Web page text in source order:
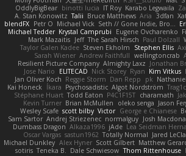
OddlyBigBear binotti lucia IT Roy Karabo Legwaila
A. Stan Konowitz Talii Bruce Matthews Aria 3dfan
blendFX Petr O Michael Vick Seth // Gone Indie, Bro...
Michael Tedder Krystal Camprubi Eugene Ovcharenko
Mark Mazaitis Jeff The Sarah Hirsch Paul Dolzall
Taylor Galen Kadee Steven Ekholm Stephen Ellis
Sarah Wiener Andrew Faithfull wellingtoncrab
Resilient Picture Company Almighty Laxz Jonathan
Jose Nario
ELITECAD Nick Storey Ryan Kim Vitkus
Jan Oliver Koch Reggie Storm Dan Repp pk
Kai Honeck
Íkara Psychosadistic Algot Nordström
Stéphane Huart Todd Eaton P4C1F15T charamath
Kevin Turner Brian McMullen oleko senga Jason
Wesley Scafe scott bilby Victor George e Chianese
Sam Sartor Andrej Striezenec normalguy Josh
Dumbass Dragon Alkaza1996 jAde Lea Seidman
Oscar Vargas sastun1962 Totally Normal Jared
Michael Dunkley Alex Hyner Scott Gilbert Matthew
sotiris Teneka B. Dale Schwiesow Thom Rittenhouse